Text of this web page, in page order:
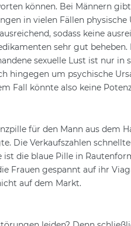
können. Bei Männern
in vielen Fällen physische
sodass keine
sehr gut
sexuelle Lust ist nur in
hingegen um psychische
Fall könnte also keine
für den Mann aus dem
Die Verkaufszahlen
die blaue Pille in
Frauen gespannt auf ihr
auf dem Markt.